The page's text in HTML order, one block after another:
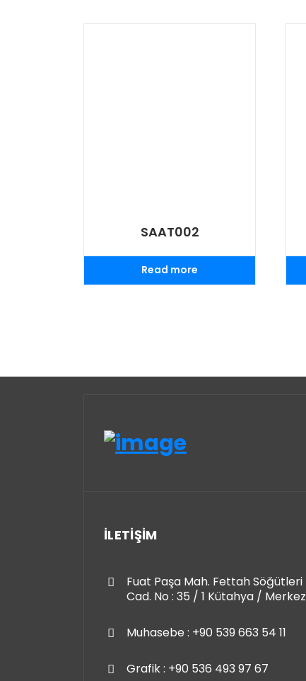
SAAT002
Read more
İLETİŞİM
Fuat Paşa Mah. Fettah Söğütleri
Cad. No : 35 / 1 Kütahya / Merkez
Muhasebe : +90 539 663 54 11
Grafik : +90 536 493 97 67